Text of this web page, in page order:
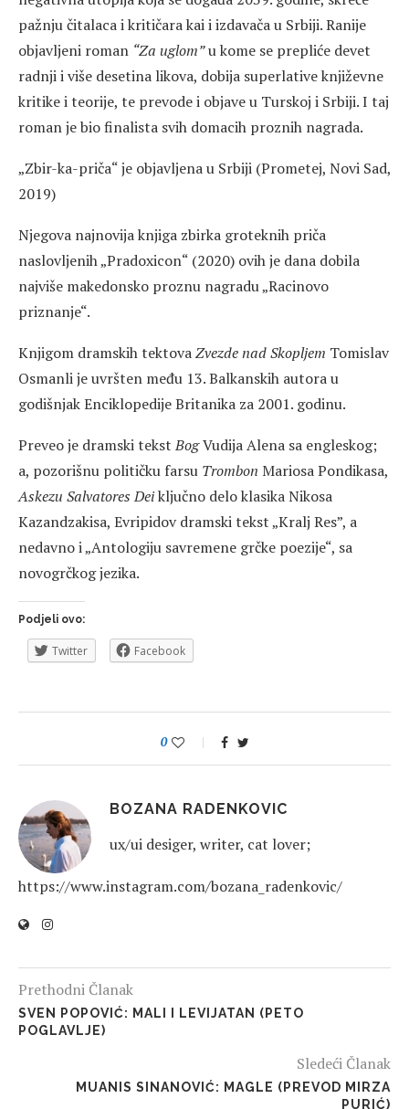
pažnju čitalaca i kritičara kai i izdavača u Srbiji. Ranije
objavljeni roman “Za uglom”u kome se prepliće devet
radnji i više desetina likova, dobija superlative književne
kritike i teorije, te prevode i objave u Turskoj i Srbiji. I taj
roman je bio finalista svih domacih proznih nagrada.
„Zbir-ka-priča“ je objavljena u Srbiji (Prometej, Novi Sad,
2019)
Njegova najnovija knjiga zbirka groteknih priča
naslovljenih „Pradoxicon“ (2020) ovih je dana dobila
najviše makedonsko proznu nagradu „Racinovo
priznanje“.
Knjigom dramskih tektovaZvezde nad Skopljem Tomislav
Osmanli je uvršten među 13. Balkanskih autora u
godišnjak Enciklopedije Britanika za 2001. godinu.
Preveo je dramski tekstBogVudija Alena sa engleskog;
a, pozorišnu političku farsu Trombon Mariosa Pondikasa,
Askezu Salvatores Deiključno delo klasika Nikosa
Kazandzakisa, Evripidov dramski tekst „Kralj Res”, a
nedavno i „Antologiju savremene grčke poezije“, sa
novogrčkog jezika.
Podjeli ovo:
Twitter Facebook
0
BOZANA RADENKOVIC
ux/ui desiger, writer, cat lover;
https://www.instagram.com/bozana_radenkovic/
Prethodni Članak
SVEN POPOVIĆ: MALI I LEVIJATAN (PETO
POGLAVLJE)
Sledeći Članak
MUANIS SINANOVIĆ: MAGLE (PREVOD MIRZA
PURIĆ)